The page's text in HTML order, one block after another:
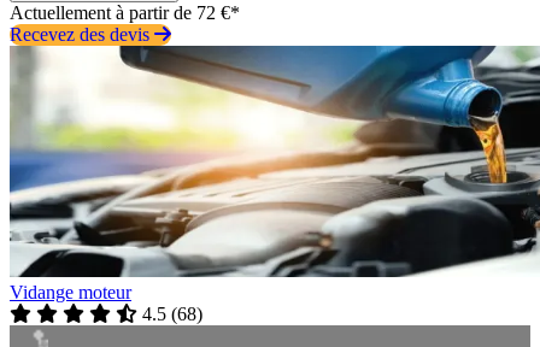
Actuellement à partir de 72 €*
Recevez des devis
Vidange moteur
4.5 (68)